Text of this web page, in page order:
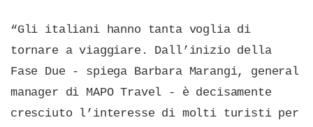
“Gli italiani hanno tanta voglia di
tornare a viaggiare. Dall’inizio della
Fase Due - spiega Barbara Marangi, general
manager di MAPO Travel - è decisamente
cresciuto l’interesse di molti turisti per